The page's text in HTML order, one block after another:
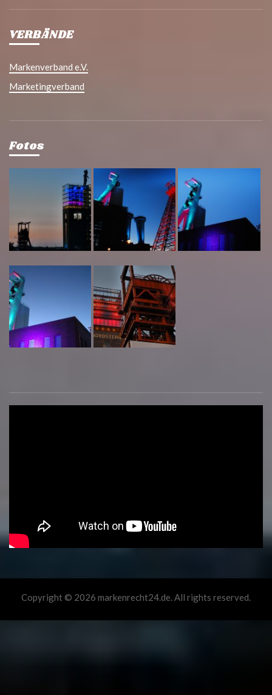
VERBÄNDE
Markenverband e.V.
Marketingverband
Fotos
Copyright © 2026 markenrecht24.de. All rights reserved.